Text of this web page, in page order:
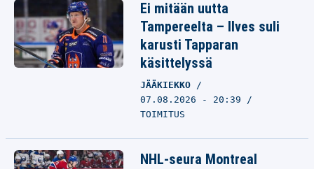
Ei mitään uutta
Tampereelta – Ilves suli
karusti Tapparan
käsittelyssä
JÄÄKIEKKO
07.08.2026 - 20:39
TOIMITUS
NHL-seura Montreal